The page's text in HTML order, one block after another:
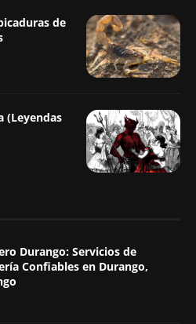
de
(Leyendas
Durango: Servicios de
Confiables en Durango,